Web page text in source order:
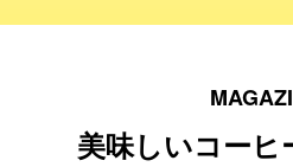
美味しいコーヒ